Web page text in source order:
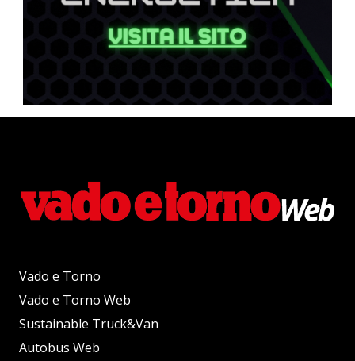
Vado e Torno
Vado e Torno Web
Sustainable Truck&Van
Autobus Web